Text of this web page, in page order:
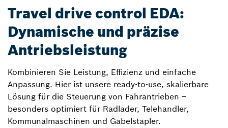
Travel drive control EDA:
Dynamische und präzise
Antriebsleistung
Kombinieren Sie Leistung, Effizienz und einfache
Anpassung. Hier ist unsere ready-to-use, skalierbare
Lösung für die Steuerung von Fahrantrieben –
besonders optimiert für Radlader, Telehandler,
Kommunalmaschinen und Gabelstapler.